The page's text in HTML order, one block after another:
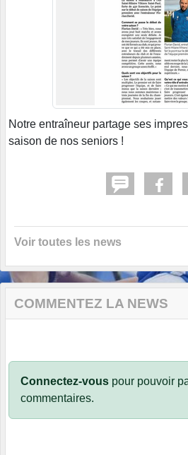
Notre entraîneur partage ses
saison de nos seniors !
Voir toutes les news
COMMENTEZ LA NEWS
Connectez-vous pour pouvoir
commentaires.